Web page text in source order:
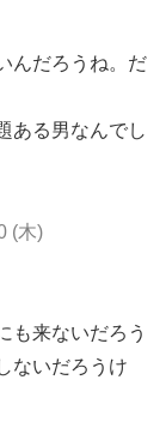
んだろうね。だ
ある男なんでし
(木)
も来ないだろう
ないだろうけ